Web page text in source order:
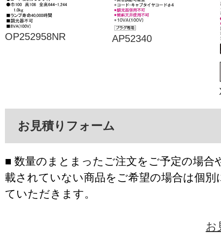
OP252958NR AP52340
お見積りフォーム
■ 数量のまとまったご注文をご予定の場合
載されていない商品をご希望の場合は個別
ていただきます。
お